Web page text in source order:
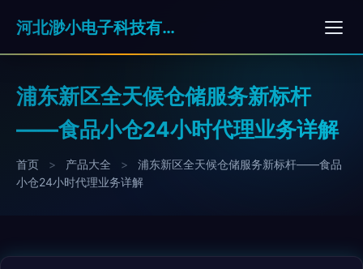
河北渺小电子科技有限公司
浦东新区全天候仓储服务新标杆
——食品小仓24小时代理业务详解
首页 > 产品大全 >
浦东新区全天候仓储服务新标杆——食品
小仓24小时代理业务详解